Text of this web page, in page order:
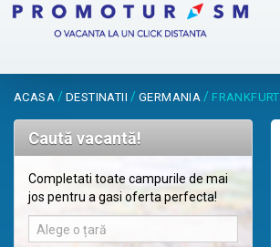
ACASA / DESTINATII / GERMANIA / FRANKFURT
Caută vacantă!
Completati toate campurile de mai
jos pentru a gasi oferta perfecta!
Alege o țară